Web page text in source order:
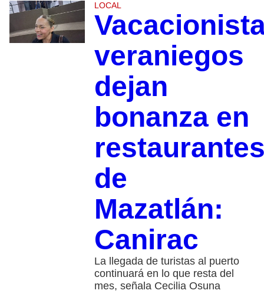
LOCAL
veraniegos
dejan
bonanza en
de
Mazatlán:
Canirac
La llegada de turistas al puerto
continuará en lo que resta del
mes, señala Cecilia Osuna